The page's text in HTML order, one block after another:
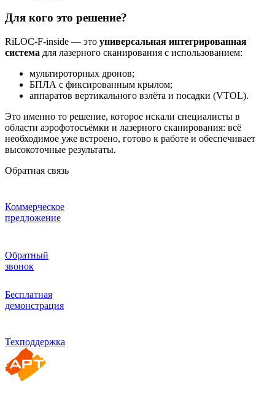
Для кого это решение?
RiLOC‑F‑inside — это универсальная интегрированная
система для лазерного сканирования с использованием:
мультироторных дронов;
БПЛА с фиксированным крылом;
аппаратов вертикального взлёта и посадки (VTOL).
Это именно то решение, которое искали специалисты в
области аэрофотосъёмки и лазерного сканирования: всё
необходимое уже встроено, готово к работе и обеспечивает
высокоточные результаты.
Обратная связь
Коммерческое
предложение
Обратный
звонок
Бесплатная
демонстрация
Техподдержка